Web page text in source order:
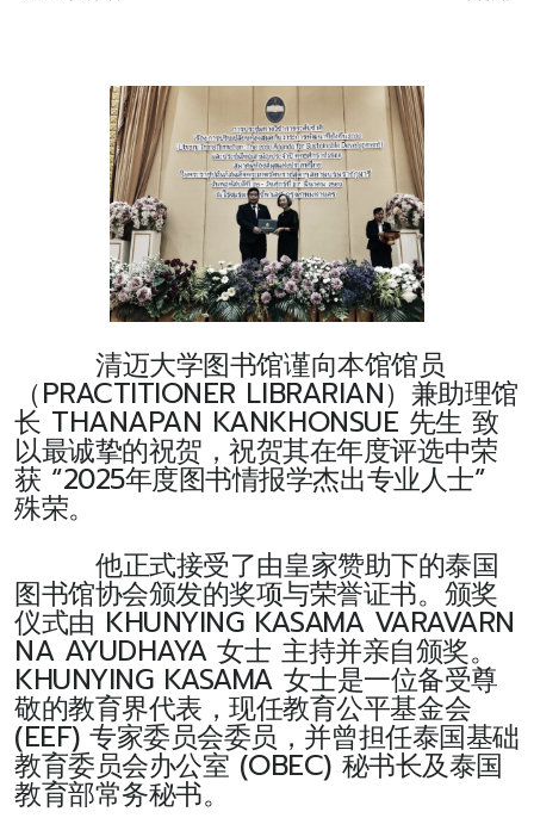
清迈大学图书馆谨向本馆馆员
（PRACTITIONER LIBRARIAN）兼助理馆
长 THANAPAN KANKHONSUE 先生 致
以最诚挚的祝贺，祝贺其在年度评选中荣
获 “2025年度图书情报学杰出专业人士”
殊荣。
他正式接受了由皇家赞助下的泰国
图书馆协会颁发的奖项与荣誉证书。颁奖
仪式由 KHUNYING KASAMA VARAVARN
NA AYUDHAYA 女士 主持并亲自颁奖。
KHUNYING KASAMA 女士是一位备受尊
敬的教育界代表，现任教育公平基金会
(EEF) 专家委员会委员，并曾担任泰国基础
教育委员会办公室 (OBEC) 秘书长及泰国
教育部常务秘书。